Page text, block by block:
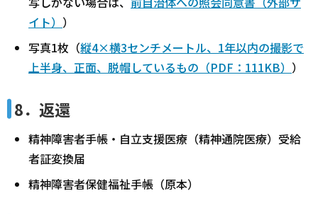
イト） ）
写真1枚（縦4×横3センチメートル、1年以内の撮影で
上半身、正面、脱帽しているもの（PDF：111KB） ）
8．返還
精神障害者手帳・自立支援医療（精神通院医療）受給
者証変換届
精神障害者保健福祉手帳（原本）